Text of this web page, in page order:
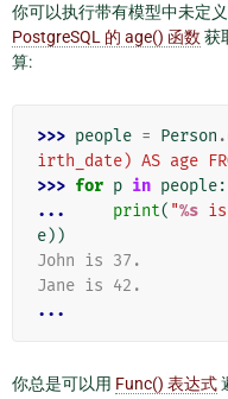
你可以执行带有模型中未定
PostgreSQL 的 age() 函数 获
算:
>>> people = Person .
irth_date) AS age
>>> for p in people:
...
print( "%s is
e))
John is 37.
Jane is 42.
...
你总是可以用 Func() 表达式